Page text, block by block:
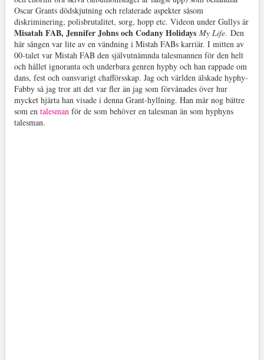
Oscar Grants dödskjutning och relaterade aspekter såsom
diskriminering, polisbrutalitet, sorg, hopp etc. Videon under Gullys är
Misatah FAB, Jennifer Johns och Codany Holidays My Life. Den
här sången var lite av en vändning i Mistah FABs karriär. I mitten av
00-talet var Mistah FAB den självutnämnda talesmannen för den helt
och hållet ignoranta och underbara genren hyphy och han rappade om
dans, fest och oansvarigt chafförsskap. Jag och världen älskade hyphy-
Fabby så jag tror att det var fler än jag som förvånades över hur
mycket hjärta han visade i denna Grant-hyllning. Han mår nog bättre
som en talesmanför de som behöver en talesman än som hyphyns
talesman.